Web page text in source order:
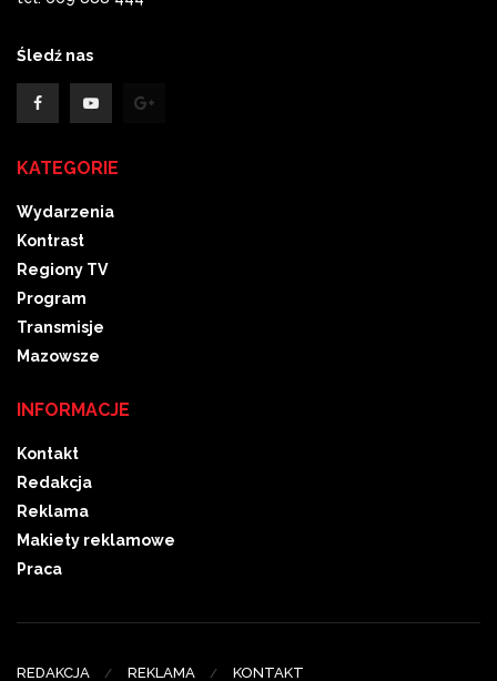
Śledź nas
KATEGORIE
Wydarzenia
Kontrast
Regiony TV
Program
Transmisje
Mazowsze
INFORMACJE
Kontakt
Redakcja
Reklama
Makiety reklamowe
Praca
REDAKCJA REKLAMA KONTAKT